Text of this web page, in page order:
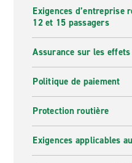
Exigences d’entreprise
12 et 15 passagers
Assurance sur les
Politique de paiement
Protection routière
Exigences applicables